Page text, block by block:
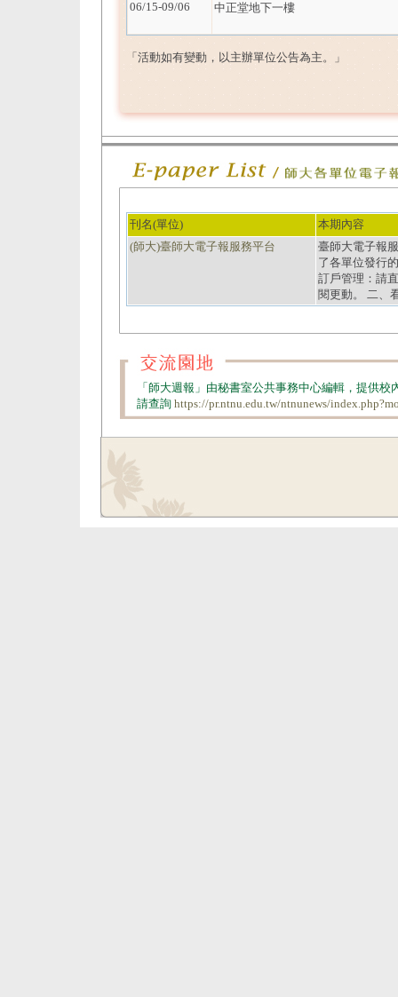
06/15-09/06 中正堂地下一樓
「活動如有變動，以主辦單位公告為主。」
刊名(單位)
本期內容
(師大)臺師大電子報服務平台
臺師大電子報
了各單位發行
訂戶管理：請
閱更動。 二、
「師大週報」由秘書室公共事務中心編輯，提供
請查詢 https://pr.ntnu.edu.tw/ntnunews/